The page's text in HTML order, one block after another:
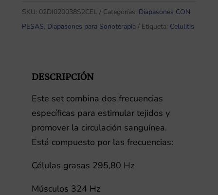
Diapasones
Reductores
pesas
cantidad
SKU: 02DI020038S2CEL Categorías: Diapasones CON
PESAS, Diapasones para Sonoterapia Etiqueta: Celulitis
DESCRIPCIÓN
Este set combina dos frecuencias
específicas para estimular tejidos y
promover la circulación sanguínea.
Está compuesto por las frecuencias:
Células grasas 295,80 Hz
Músculos 324 Hz